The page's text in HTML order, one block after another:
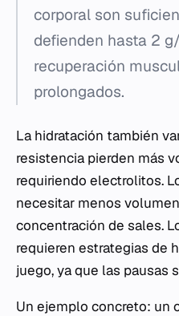
corporal son
defienden hasta 2
recuperación
prolongados.
La hidratación también
resistencia pierden más
requiriendo electrolitos.
necesitar menos
concentración de sales.
requieren estrategias de
juego, ya que las pausas
Un ejemplo concreto: un